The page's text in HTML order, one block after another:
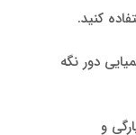
کنید.
دور نگه
و